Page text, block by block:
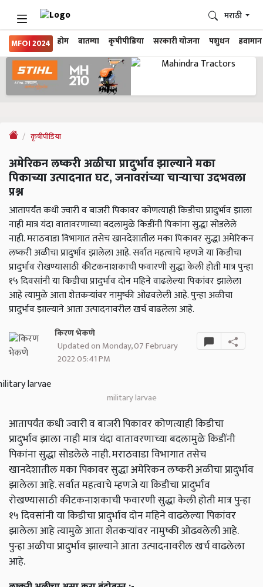
MFOI 2024 होम बातम्या कृषीपीडिया सरकारी योजना पशुधन हवामान
मराठी
कृषीपीडिया
अमेरिकन लष्करी अळीचा प्रादुर्भाव झाल्याने मका
पिकाच्या उत्पादनात घट, जनावरांच्या चाऱ्याचा उदभवला
प्रश्न
आतापर्यंत कधी ज्वारी व बाजरी पिकावर कोणत्याही किडीचा प्रादुर्भाव झाला
नाही मात्र यंदा वातावरणाच्या बदलामुळे किडींनी पिकांना सुद्धा सोडलेले
नाही. मराठवाडा विभागात तसेच खानदेशातील मका पिकावर सुद्धा अमेरिकन
लष्करी अळीचा प्रादुर्भाव झालेला आहे. सर्वात महत्वाचे म्हणजे या किडीचा
प्रादुर्भाव रोखण्यासाठी कीटकनाशकाची फवारणी सुद्धा केली होती मात्र पुन्हा
१५ दिवसांनी या किडीचा प्रादुर्भाव दोन महिने वाढलेल्या पिकांवर झालेला
आहे त्यामुळे आता शेतकऱ्यांवर नामुष्की ओढवलेली आहे. पुन्हा अळीचा
प्रादुर्भाव झाल्याने आता उत्पादनावरील खर्च वाढलेला आहे.
किरण भेकणे
Updated on Monday, 07 February
2022 05:41 PM
military larvae
आतापर्यंत कधी ज्वारी व बाजरी पिकावर कोणत्याही किडीचा
प्रादुर्भाव झाला नाही मात्र यंदा वातावरणाच्या बदलामुळे किडींनी
पिकांना सुद्धा सोडलेले नाही. मराठवाडा विभागात तसेच
खानदेशातील मका पिकावर सुद्धा अमेरिकन लष्करी अळीचा प्रादुर्भाव
झालेला आहे. सर्वात महत्वाचे म्हणजे या किडीचा प्रादुर्भाव
रोखण्यासाठी कीटकनाशकाची फवारणी सुद्धा केली होती मात्र पुन्हा
१५ दिवसांनी या किडीचा प्रादुर्भाव दोन महिने वाढलेल्या पिकांवर
झालेला आहे त्यामुळे आता शेतकऱ्यांवर नामुष्की ओढवलेली आहे.
पुन्हा अळीचा प्रादुर्भाव झाल्याने आता उत्पादनावरील खर्च वाढलेला
आहे.